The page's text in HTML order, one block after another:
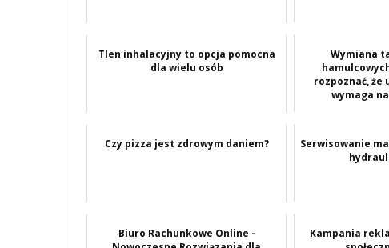
Tlen inhalacyjny to opcja pomocna
dla wielu osób
Wymiana
rozpoznać, że
wymaga
Czy pizza jest zdrowym daniem?
Serwisowanie
Biuro Rachunkowe Online -
Kampania